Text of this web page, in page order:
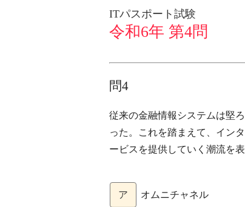
ITパスポート試験
令和6年 第4問
問4
従来の金融情報システムは堅
った。これを踏まえて、イン
ービスを提供していく潮流を
ア オムニチャネル